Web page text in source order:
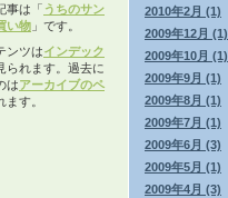
2010年2月 (1)
2009年12月 (1)
2009年10月 (1)
2009年9月 (1)
2009年8月 (1)
2009年7月 (1)
2009年6月 (3)
2009年5月 (1)
2009年4月 (3)
事は「 うちのサン
い物 」です。
ンツはインデック
られます。過去に
はアーカイブのペ
ます。